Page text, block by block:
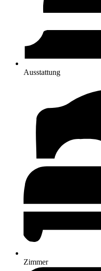
Ausstattung
Zimmer